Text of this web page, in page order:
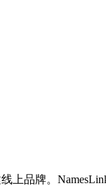
上品牌。